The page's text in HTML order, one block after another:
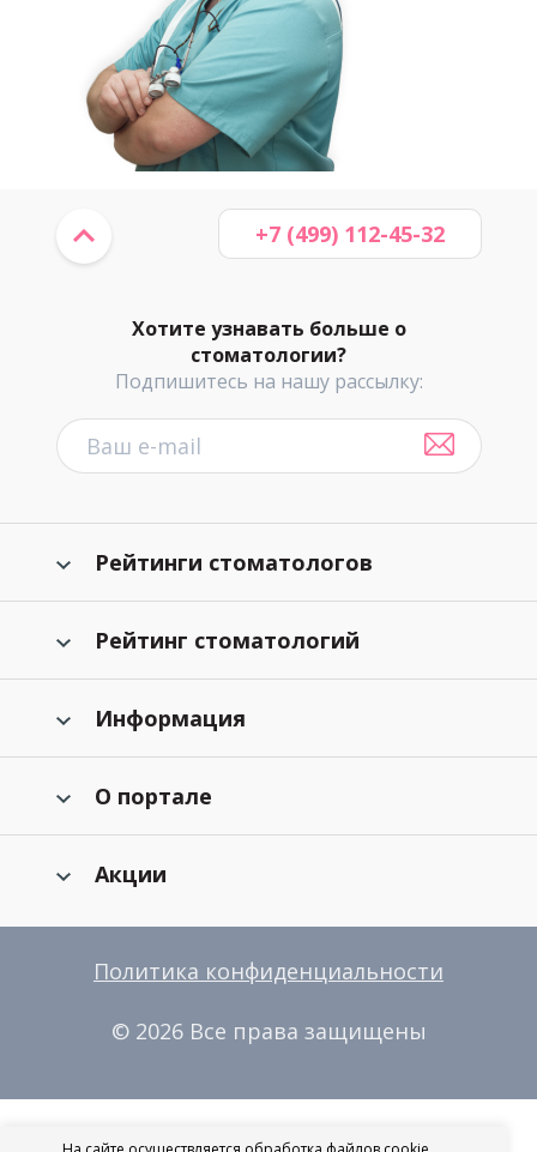
Хотите узнавать больше о
стоматологии?
Подпишитесь на нашу рассылку:
+7 (499) 112-45-32
Рейтинги стоматологов
Рейтинг стоматологий
Информация
О портале
Акции
Политика конфиденциальности
© 2026 Все права защищены